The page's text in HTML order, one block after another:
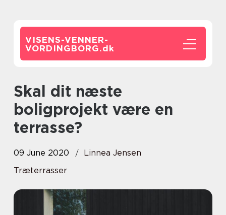
VISENS-VENNER-
VORDINGBORG.dk
Skal dit næste
boligprojekt være en
terrasse?
09 June 2020
Linnea Jensen
Træterrasser